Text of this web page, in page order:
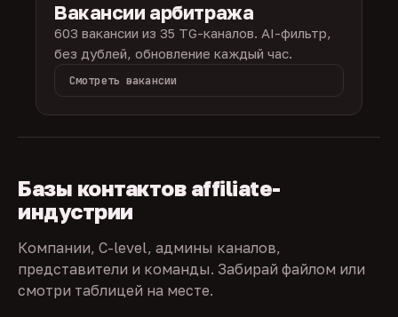
Вакансии арбитража
603 вакансии из 35 TG-каналов. AI-фильтр,
без дублей, обновление каждый час.
Смотреть вакансии
Базы контактов affiliate-
индустрии
Компании, C-level, админы каналов,
представители и команды. Забирай файлом или
смотри таблицей на месте.